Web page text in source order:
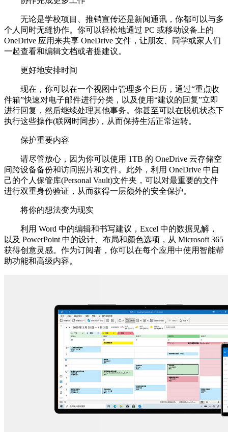
无论是学校项目、推销宣传还是新闻通讯，你都可以与多
个人同时无缝协作。你可以轻松地通过 PC 或移动设备上的
OneDrive 应用来共享 OneDrive 文件，让朋友、同学或家人们
一起查看和编辑文档或者提建议。
更好地安排时间
现在，你可以在一个视图中管理多个日历，通过“重点收
件箱”快速对电子邮件进行分类，以及使用“建议的回复”立即
进行回复，然后继续处理其他事务。你甚至可以在脱机状态下
执行这些操作(联网时同步)，从而保持生活正常运转。
保护重要内容
请尽管放心，因为你可以使用 1TB 的 OneDrive 云存储空
间跨设备备份和访问照片和文件。此外，利用 OneDrive 中自
己的个人保管库(Personal Vault)文件夹，可以对最重要的文件
进行双重身份验证，从而获得一层额外的安全保护。
将你的想法变为现实
利用 Word 中的编辑和书写建议，Excel 中的数据见解，
以及 PowerPoint 中的设计、布局和颜色选项，从 Microsoft 365
获得创意灵感。作为订阅者，你可以在每个应用中使用智能帮
助功能和高级内容。